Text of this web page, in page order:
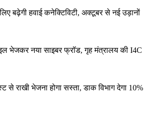
बढ़ेगी हवाई कनेक्टिविटी, अक्टूबर से नई उड़ानों
भेजकर नया साइबर फ्रॉड, गृह मंत्रालय की I4C
से राखी भेजना होगा सस्ता, डाक विभाग देगा 10%